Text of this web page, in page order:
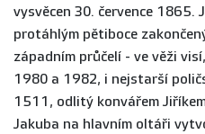
vysvěcen 30. července 1865.
protáhlým pětiboce
západním průčelí - ve věži
1980 a 1982, i nejstarší
1511, odlitý konvářem
Jakuba na hlavním oltáři